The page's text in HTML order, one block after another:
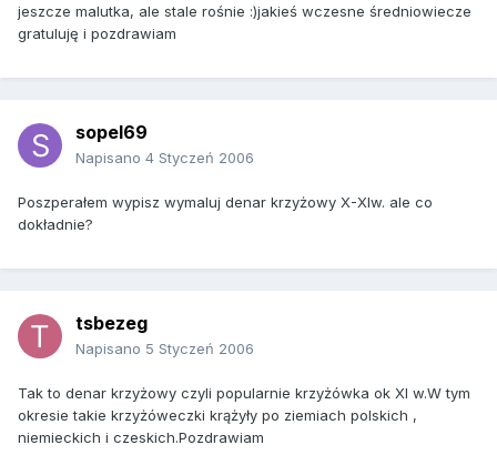
jeszcze malutka, ale stale rośnie :)jakieś wczesne średniowiecze
gratuluję i pozdrawiam
sopel69
Napisano 4 Styczeń 2006
Poszperałem wypisz wymaluj denar krzyżowy X-XIw. ale co
dokładnie?
tsbezeg
Napisano 5 Styczeń 2006
Tak to denar krzyżowy czyli popularnie krzyżówka ok XI w.W tym
okresie takie krzyżóweczki krążyły po ziemiach polskich ,
niemieckich i czeskich.Pozdrawiam